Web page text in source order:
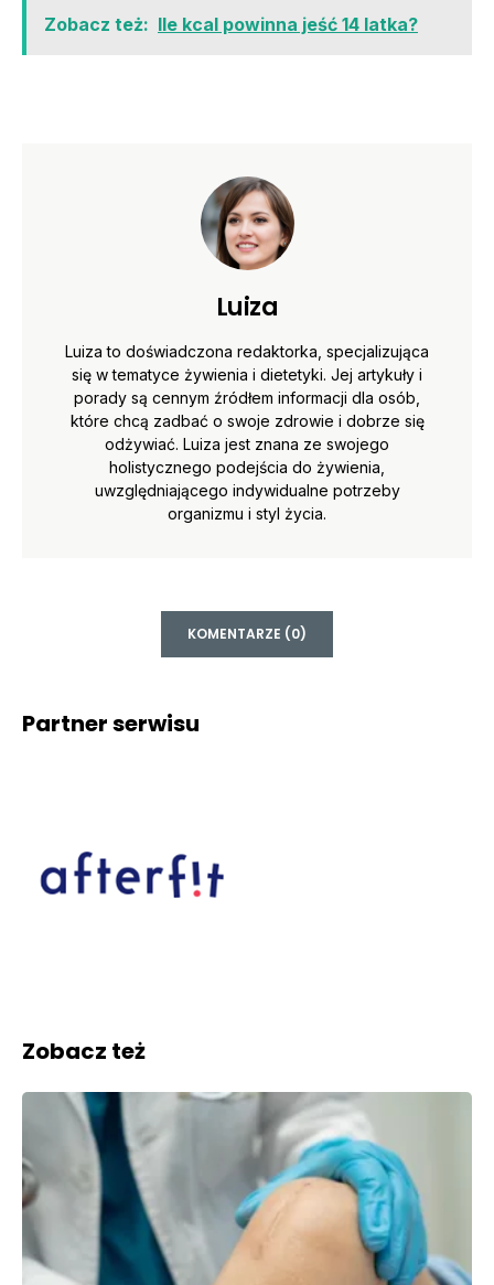
Zobacz też: Ile kcal powinna jeść 14 latka?
Luiza
Luiza to doświadczona redaktorka, specjalizująca
się w tematyce żywienia i dietetyki. Jej artykuły i
porady są cennym źródłem informacji dla osób,
które chcą zadbać o swoje zdrowie i dobrze się
odżywiać. Luiza jest znana ze swojego
holistycznego podejścia do żywienia,
uwzględniającego indywidualne potrzeby
organizmu i styl życia.
KOMENTARZE (0)
Partner serwisu
Zobacz też